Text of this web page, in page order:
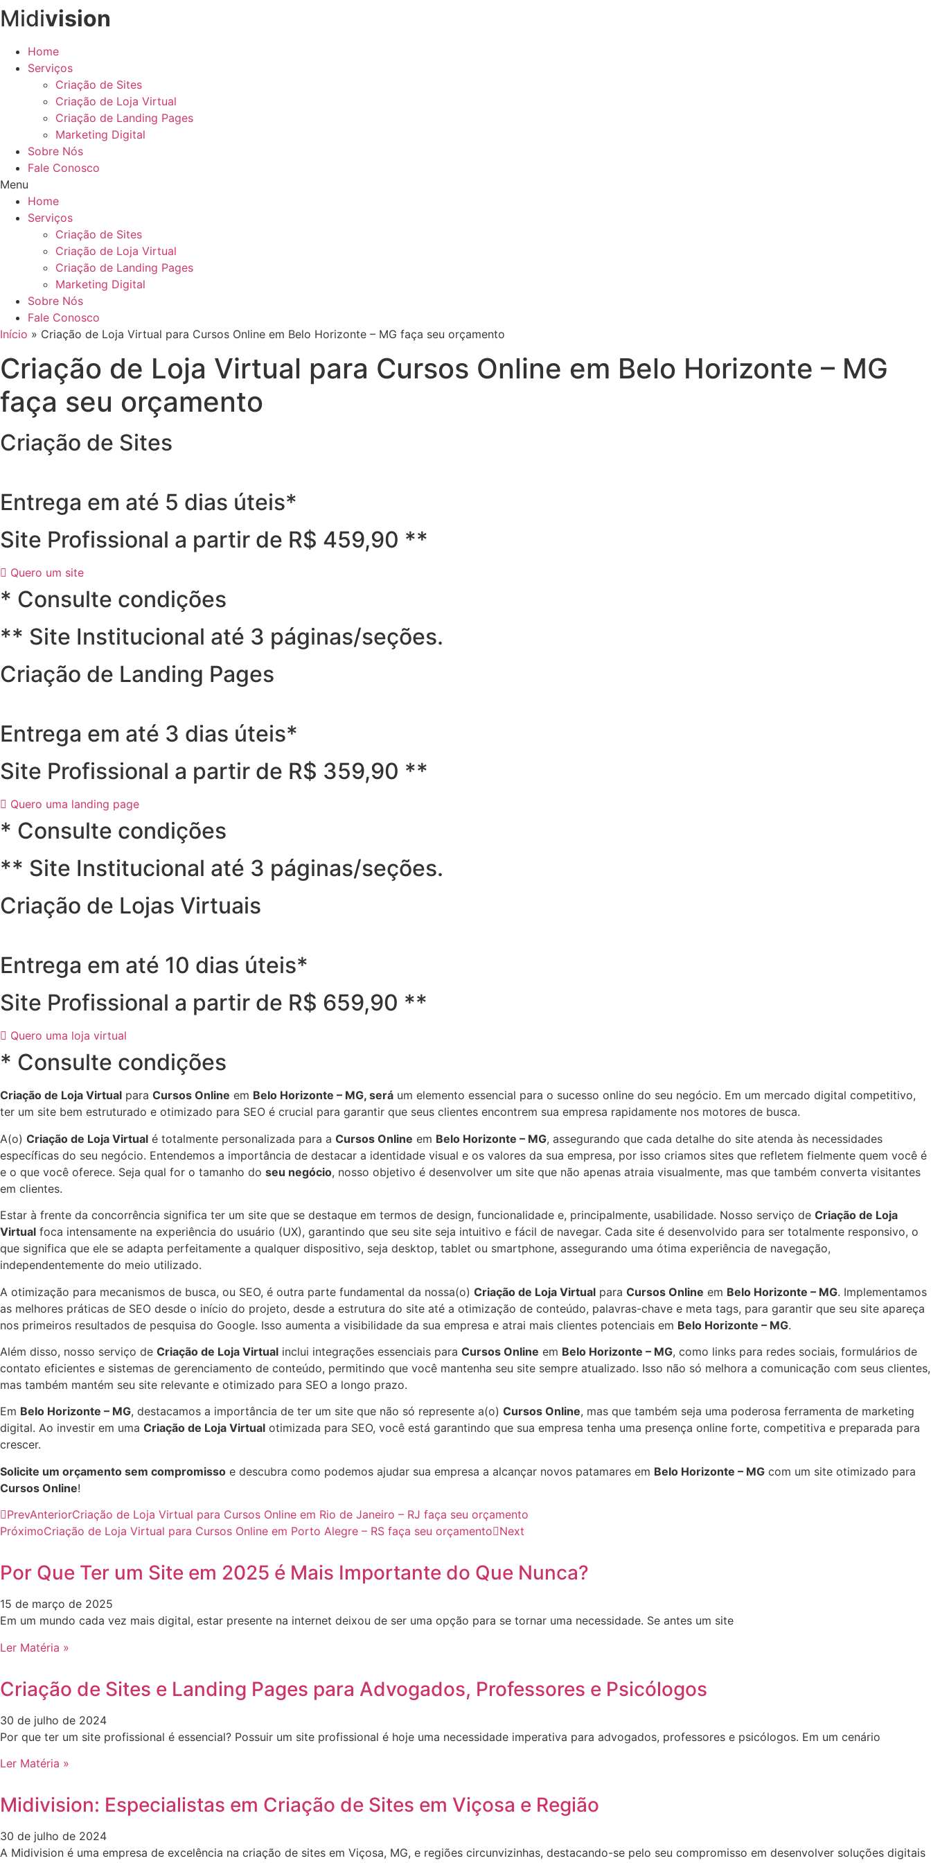
Ir
para
conteúdo
Midivision
Home
Serviços
Criação de Sites
Criação de Loja Virtual
Criação de Landing Pages
Marketing Digital
Sobre Nós
Fale Conosco
Menu
Home
Serviços
Criação de Sites
Criação de Loja Virtual
Criação de Landing Pages
Marketing Digital
Sobre Nós
Fale Conosco
Início » Criação de Loja Virtual para Cursos Online em Belo Horizonte – MG faça seu orçamento
Criação de Loja Virtual para Cursos Online em Belo Horizonte – MG
faça seu orçamento
Criação de Sites
Entrega em até 5 dias úteis*
Site Profissional a partir de R$ 459,90 **
Quero um site
* Consulte condições
** Site Institucional até 3 páginas/seções.
Criação de Landing Pages
Entrega em até 3 dias úteis*
Site Profissional a partir de R$ 359,90 **
Quero uma landing page
* Consulte condições
** Site Institucional até 3 páginas/seções.
Criação de Lojas Virtuais
Entrega em até 10 dias úteis*
Site Profissional a partir de R$ 659,90 **
Quero uma loja virtual
* Consulte condições
Criação de Loja Virtual para Cursos Online em Belo Horizonte – MG, será um elemento essencial para o sucesso online do seu negócio. Em um mercado digital competitivo,
ter um site bem estruturado e otimizado para SEO é crucial para garantir que seus clientes encontrem sua empresa rapidamente nos motores de busca.
A(o) Criação de Loja Virtual é totalmente personalizada para a Cursos Online em Belo Horizonte – MG, assegurando que cada detalhe do site atenda às necessidades
específicas do seu negócio. Entendemos a importância de destacar a identidade visual e os valores da sua empresa, por isso criamos sites que refletem fielmente quem você é
e o que você oferece. Seja qual for o tamanho do seu negócio, nosso objetivo é desenvolver um site que não apenas atraia visualmente, mas que também converta visitantes
em clientes.
Estar à frente da concorrência significa ter um site que se destaque em termos de design, funcionalidade e, principalmente, usabilidade. Nosso serviço de Criação de Loja
Virtual foca intensamente na experiência do usuário (UX), garantindo que seu site seja intuitivo e fácil de navegar. Cada site é desenvolvido para ser totalmente responsivo, o
que significa que ele se adapta perfeitamente a qualquer dispositivo, seja desktop, tablet ou smartphone, assegurando uma ótima experiência de navegação,
independentemente do meio utilizado.
A otimização para mecanismos de busca, ou SEO, é outra parte fundamental da nossa(o) Criação de Loja Virtual para Cursos Online em Belo Horizonte – MG. Implementamos
as melhores práticas de SEO desde o início do projeto, desde a estrutura do site até a otimização de conteúdo, palavras-chave e meta tags, para garantir que seu site apareça
nos primeiros resultados de pesquisa do Google. Isso aumenta a visibilidade da sua empresa e atrai mais clientes potenciais em Belo Horizonte – MG.
Além disso, nosso serviço de Criação de Loja Virtual inclui integrações essenciais para Cursos Online em Belo Horizonte – MG, como links para redes sociais, formulários de
contato eficientes e sistemas de gerenciamento de conteúdo, permitindo que você mantenha seu site sempre atualizado. Isso não só melhora a comunicação com seus clientes,
mas também mantém seu site relevante e otimizado para SEO a longo prazo.
Em Belo Horizonte – MG, destacamos a importância de ter um site que não só represente a(o) Cursos Online, mas que também seja uma poderosa ferramenta de marketing
digital. Ao investir em uma Criação de Loja Virtual otimizada para SEO, você está garantindo que sua empresa tenha uma presença online forte, competitiva e preparada para
crescer.
Solicite um orçamento sem compromisso e descubra como podemos ajudar sua empresa a alcançar novos patamares em Belo Horizonte – MG com um site otimizado para
Cursos Online!
PrevAnteriorCriação de Loja Virtual para Cursos Online em Rio de Janeiro – RJ faça seu orçamento
PróximoCriação de Loja Virtual para Cursos Online em Porto Alegre – RS faça seu orçamento Next
Por Que Ter um Site em 2025 é Mais Importante do Que Nunca?
15 de março de 2025
Em um mundo cada vez mais digital, estar presente na internet deixou de ser uma opção para se tornar uma necessidade. Se antes um site
Ler Matéria »
Criação de Sites e Landing Pages para Advogados, Professores e Psicólogos
30 de julho de 2024
Por que ter um site profissional é essencial? Possuir um site profissional é hoje uma necessidade imperativa para advogados, professores e psicólogos. Em um cenário
Ler Matéria »
Midivision: Especialistas em Criação de Sites em Viçosa e Região
30 de julho de 2024
A Midivision é uma empresa de excelência na criação de sites em Viçosa, MG, e regiões circunvizinhas, destacando-se pelo seu compromisso em desenvolver soluções digitais